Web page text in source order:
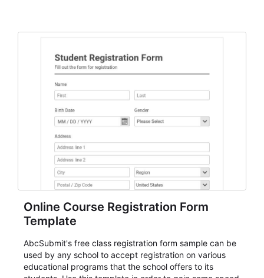
Online Course Registration Form
Template
AbcSubmit's free class registration form sample can be
used by any school to accept registration on various
educational programs that the school offers to its